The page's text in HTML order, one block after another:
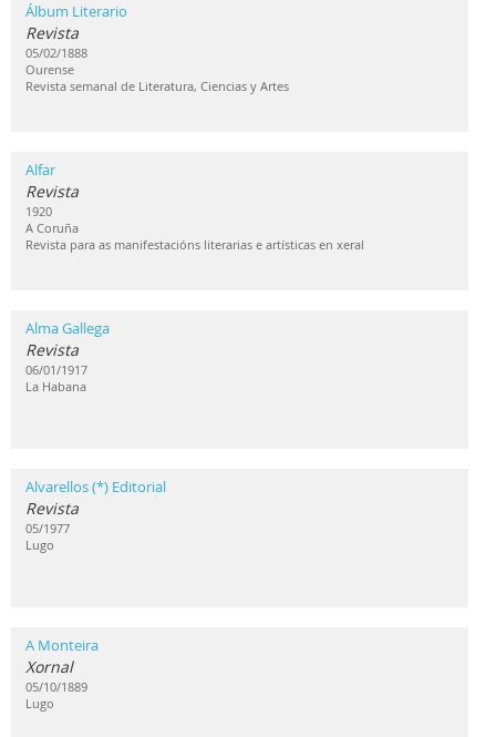
Álbum Literario
Revista
05/02/1888
Ourense
Revista semanal de Literatura, Ciencias y Artes
Alfar
Revista
1920
A Coruña
Revista para as manifestacións literarias e artísticas en xeral
Alma Gallega
Revista
06/01/1917
La Habana
Alvarellos (*) Editorial
Revista
05/1977
Lugo
A Monteira
Xornal
05/10/1889
Lugo